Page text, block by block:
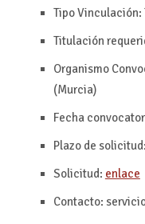
Tipo Vinculación:
Titulación
Organismo
(Murcia)
Fecha
Plazo de
Solicitud: enlace
Contacto: